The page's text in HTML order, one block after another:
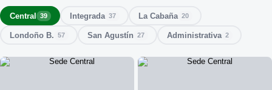
Central 39 Integrada 37 La Cabaña 20
Londoño B. 57 San Agustín 27 Administrativa 2